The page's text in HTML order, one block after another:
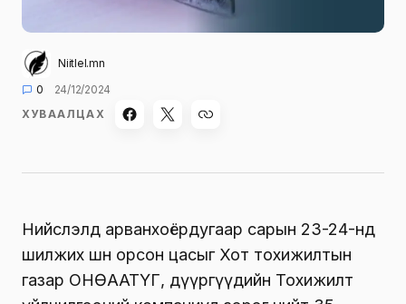
Niitlel.mn
0
24/12/2024
ХУВААЛЦАХ
Нийслэлд арванхоёрдугаар сарын 23-24-нд
шилжих шөнө орсон цасыг Хот тохижилтын
газар ОНӨААТҮГ, дүүргүүдийн Тохижилт